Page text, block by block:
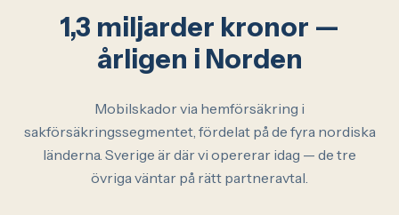
1,3 miljarder kronor —
årligen i Norden
Mobilskador via hemförsäkring i
sakförsäkringssegmentet, fördelat på de fyra nordiska
länderna. Sverige är där vi opererar idag — de tre
övriga väntar på rätt partneravtal.